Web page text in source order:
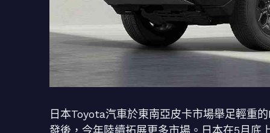
日本Toyota汽車於東南亞皮卡市場舉足輕重
發後，今年陸續拓展更多市場。日本在5月底